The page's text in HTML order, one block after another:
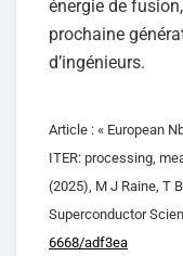
énergie de
prochaine
d’ingénieurs.
Article : « European
ITER: processing,
(2025), M J Raine, T
Superconductor
6668/adf3ea